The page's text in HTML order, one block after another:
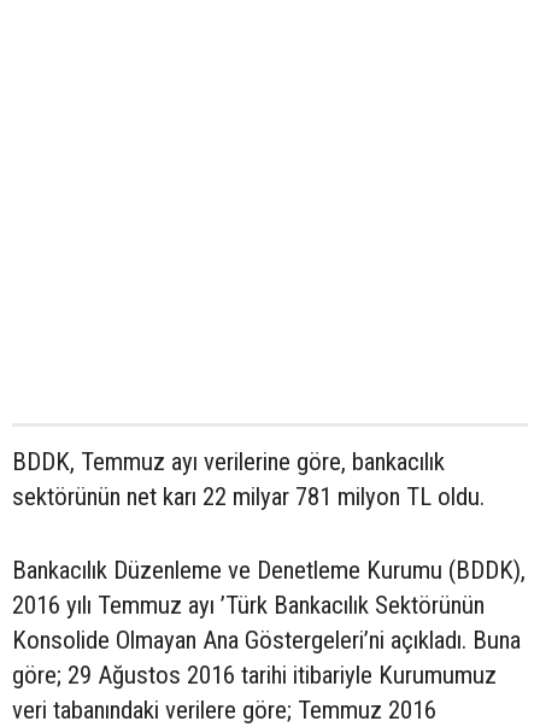
BDDK, Temmuz ayı verilerine göre, bankacılık
sektörünün net karı 22 milyar 781 milyon TL oldu.
Bankacılık Düzenleme ve Denetleme Kurumu (BDDK),
2016 yılı Temmuz ayı ’Türk Bankacılık Sektörünün
Konsolide Olmayan Ana Göstergeleri’ni açıkladı. Buna
göre; 29 Ağustos 2016 tarihi itibariyle Kurumumuz
veri tabanındaki verilere göre; Temmuz 2016